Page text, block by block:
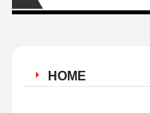
HOME